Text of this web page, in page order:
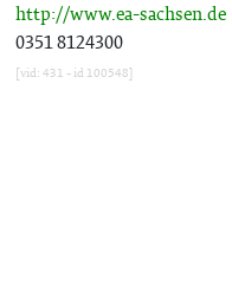
http://www.ea-sachsen.de
0351 8124300
[vid: 431 - id 100548]